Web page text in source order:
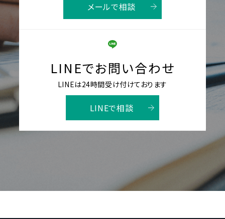
メールで相談
LINEでお問い合わせ
LINEは24時間受け付けております
LINEで相談